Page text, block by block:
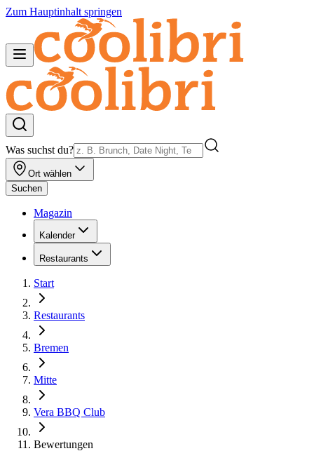
Zum Hauptinhalt springen
Was suchst du?
Ort wählen
Suchen
Magazin
Kalender
Restaurants
Start
Restaurants
Bremen
Mitte
Vera BBQ Club
Bewertungen